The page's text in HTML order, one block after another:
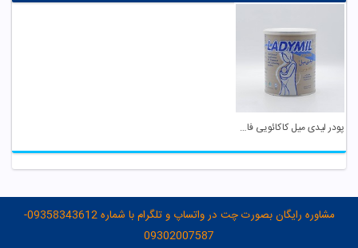
پودر لیدی میل کاکائویی فاسبل
مشاوره رایگان بصورت چت در واتساپ و تلگرام با شماره 09358343612-
09302007587